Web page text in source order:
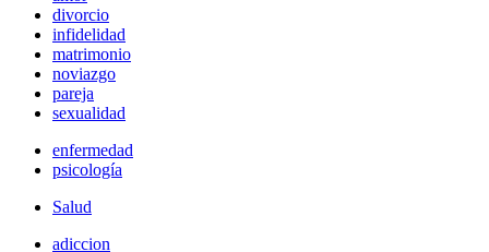
divorcio
infidelidad
matrimonio
noviazgo
pareja
sexualidad
enfermedad
psicología
Salud
adiccion